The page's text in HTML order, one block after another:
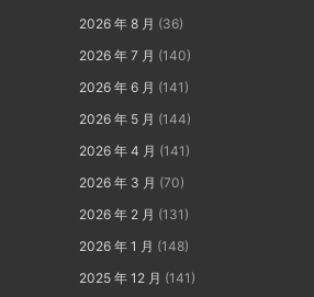
2026 年 8 月 (36)
2026 年 7 月 (140)
2026 年 6 月 (141)
2026 年 5 月 (144)
2026 年 4 月 (141)
2026 年 3 月 (70)
2026 年 2 月 (131)
2026 年 1 月 (148)
2025 年 12 月 (141)